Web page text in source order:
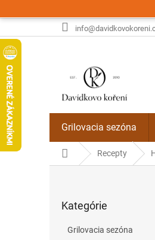
na
Grilovacia sezóna
DomovRecepty
kategórie
Kategórie
Grilovacia sezóna